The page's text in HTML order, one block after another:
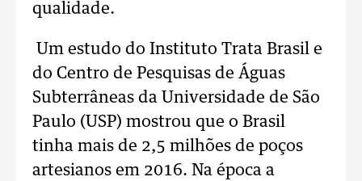
qualidade.
Um estudo do Instituto Trata Brasil e
do Centro de Pesquisas de Águas
Subterrâneas da Universidade de São
Paulo (USP) mostrou que o Brasil
tinha mais de 2,5 milhões de poços
artesianos em 2016. Na época a